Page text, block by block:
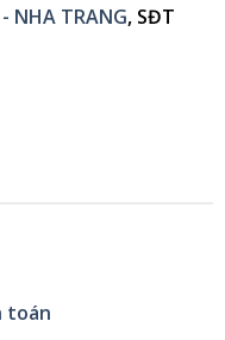
NHA TRANG, SĐT
toán